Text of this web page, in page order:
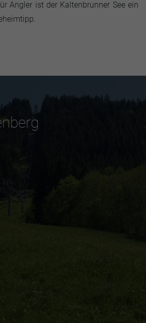
Angler ist der Kaltenbrunner See ein